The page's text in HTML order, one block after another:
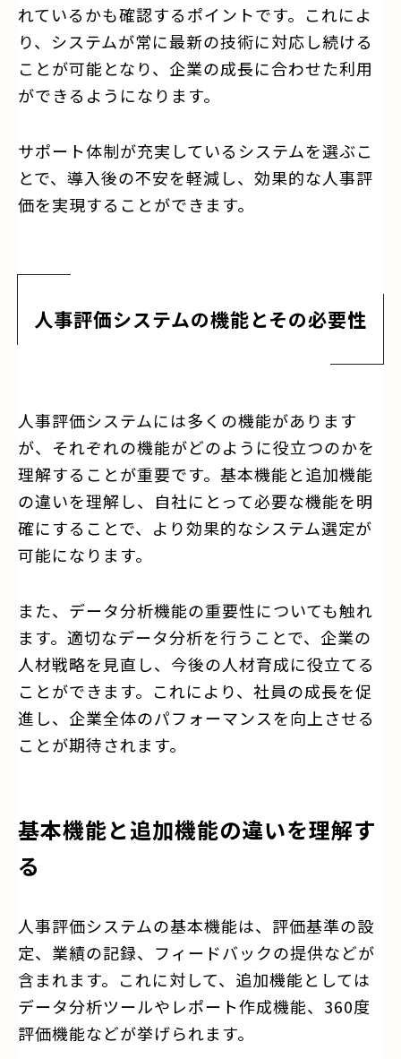
れているかも確認するポイントです。これによ
り、システムが常に最新の技術に対応し続ける
ことが可能となり、企業の成長に合わせた利用
ができるようになります。
サポート体制が充実しているシステムを選ぶこ
とで、導入後の不安を軽減し、効果的な人事評
価を実現することができます。
人事評価システムの機能とその必要性
人事評価システムには多くの機能があります
が、それぞれの機能がどのように役立つのかを
理解することが重要です。基本機能と追加機能
の違いを理解し、自社にとって必要な機能を明
確にすることで、より効果的なシステム選定が
可能になります。
また、データ分析機能の重要性についても触れ
ます。適切なデータ分析を行うことで、企業の
人材戦略を見直し、今後の人材育成に役立てる
ことができます。これにより、社員の成長を促
進し、企業全体のパフォーマンスを向上させる
ことが期待されます。
基本機能と追加機能の違いを理解す
る
人事評価システムの基本機能は、評価基準の設
定、業績の記録、フィードバックの提供などが
含まれます。これに対して、追加機能としては
データ分析ツールやレポート作成機能、360度
評価機能などが挙げられます。